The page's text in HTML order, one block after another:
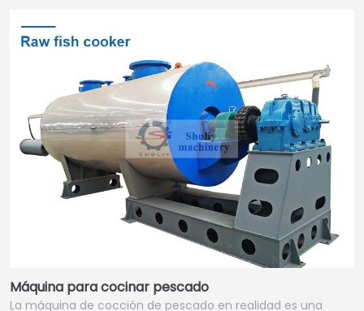
Máquina para cocinar pescado
La máquina de cocción de pescado en realidad es una